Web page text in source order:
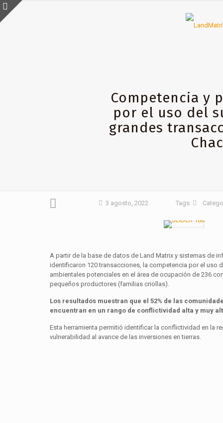
Competencia y
por el uso del
grandes
3 agosto, 2022 Tags
A partir de la base de datos de Land Matrix y sistemas de
identificaron 120 transacciones, la competencia por el uso
ambientales potenciales en el área de ocupación de 236
pequeños productores (familias criollas).
Los resultados muestran que el 52% de las
encuentran en un rango de conflictividad alta y muy
Esta herramienta permitió identificar la conflictividad en la
vulnerabilidad al avance de las inversiones en tierras.